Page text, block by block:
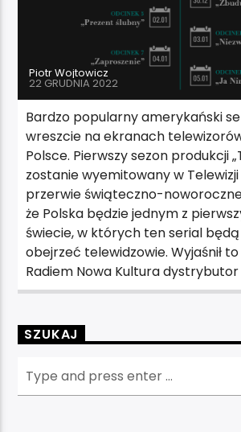
Piotr Wojtowicz
22 GRUDNIA 2022
Bardzo popularny amerykański
wreszcie na ekranach
Polsce. Pierwszy sezon produkcji
zostanie wyemitowany w Telewizji
przerwie świąteczno-
że Polska będzie jednym z
świecie, w których ten serial
obejrzeć telewidzowie. Wyjaśnił
Radiem Nowa Kultura
SZUKAJ